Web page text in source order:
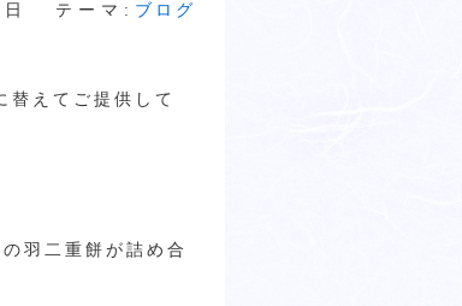
テーマ: ブログ
替えてご提供して
羽二重餅が詰め合